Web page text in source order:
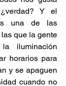
Y el
una de las
que la gente
iluminación
horarios para
y se apaguen
cuando no